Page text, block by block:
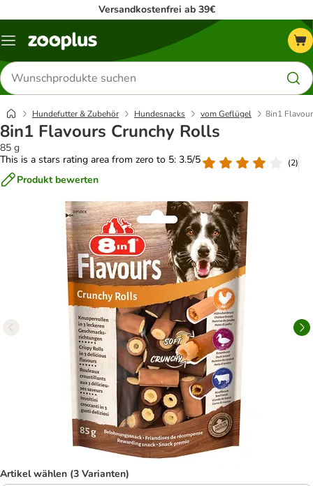
Versandkostenfrei ab 39€
Menü
Produkte
suchen
Hundefutter & Zubehör Hundesnacks vom Geflügel 8in1
8in1 Flavours Crunchy Rolls
85 g
This is a stars rating area from zero to 5: 3.5/5
(2)
Produkt bewerten
Artikel wählen (3 Varianten)